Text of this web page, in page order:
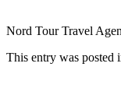
Nord Tour Travel
This entry was posted